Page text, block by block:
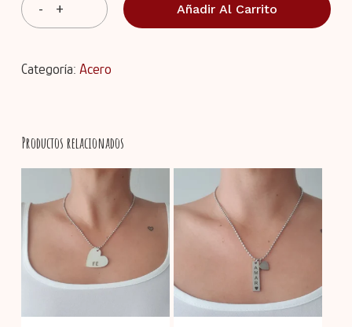
No hay productos en el
carrito.
Go To Shop
Añadir Al Carrito
Categoría: Acero
Productos relacionados